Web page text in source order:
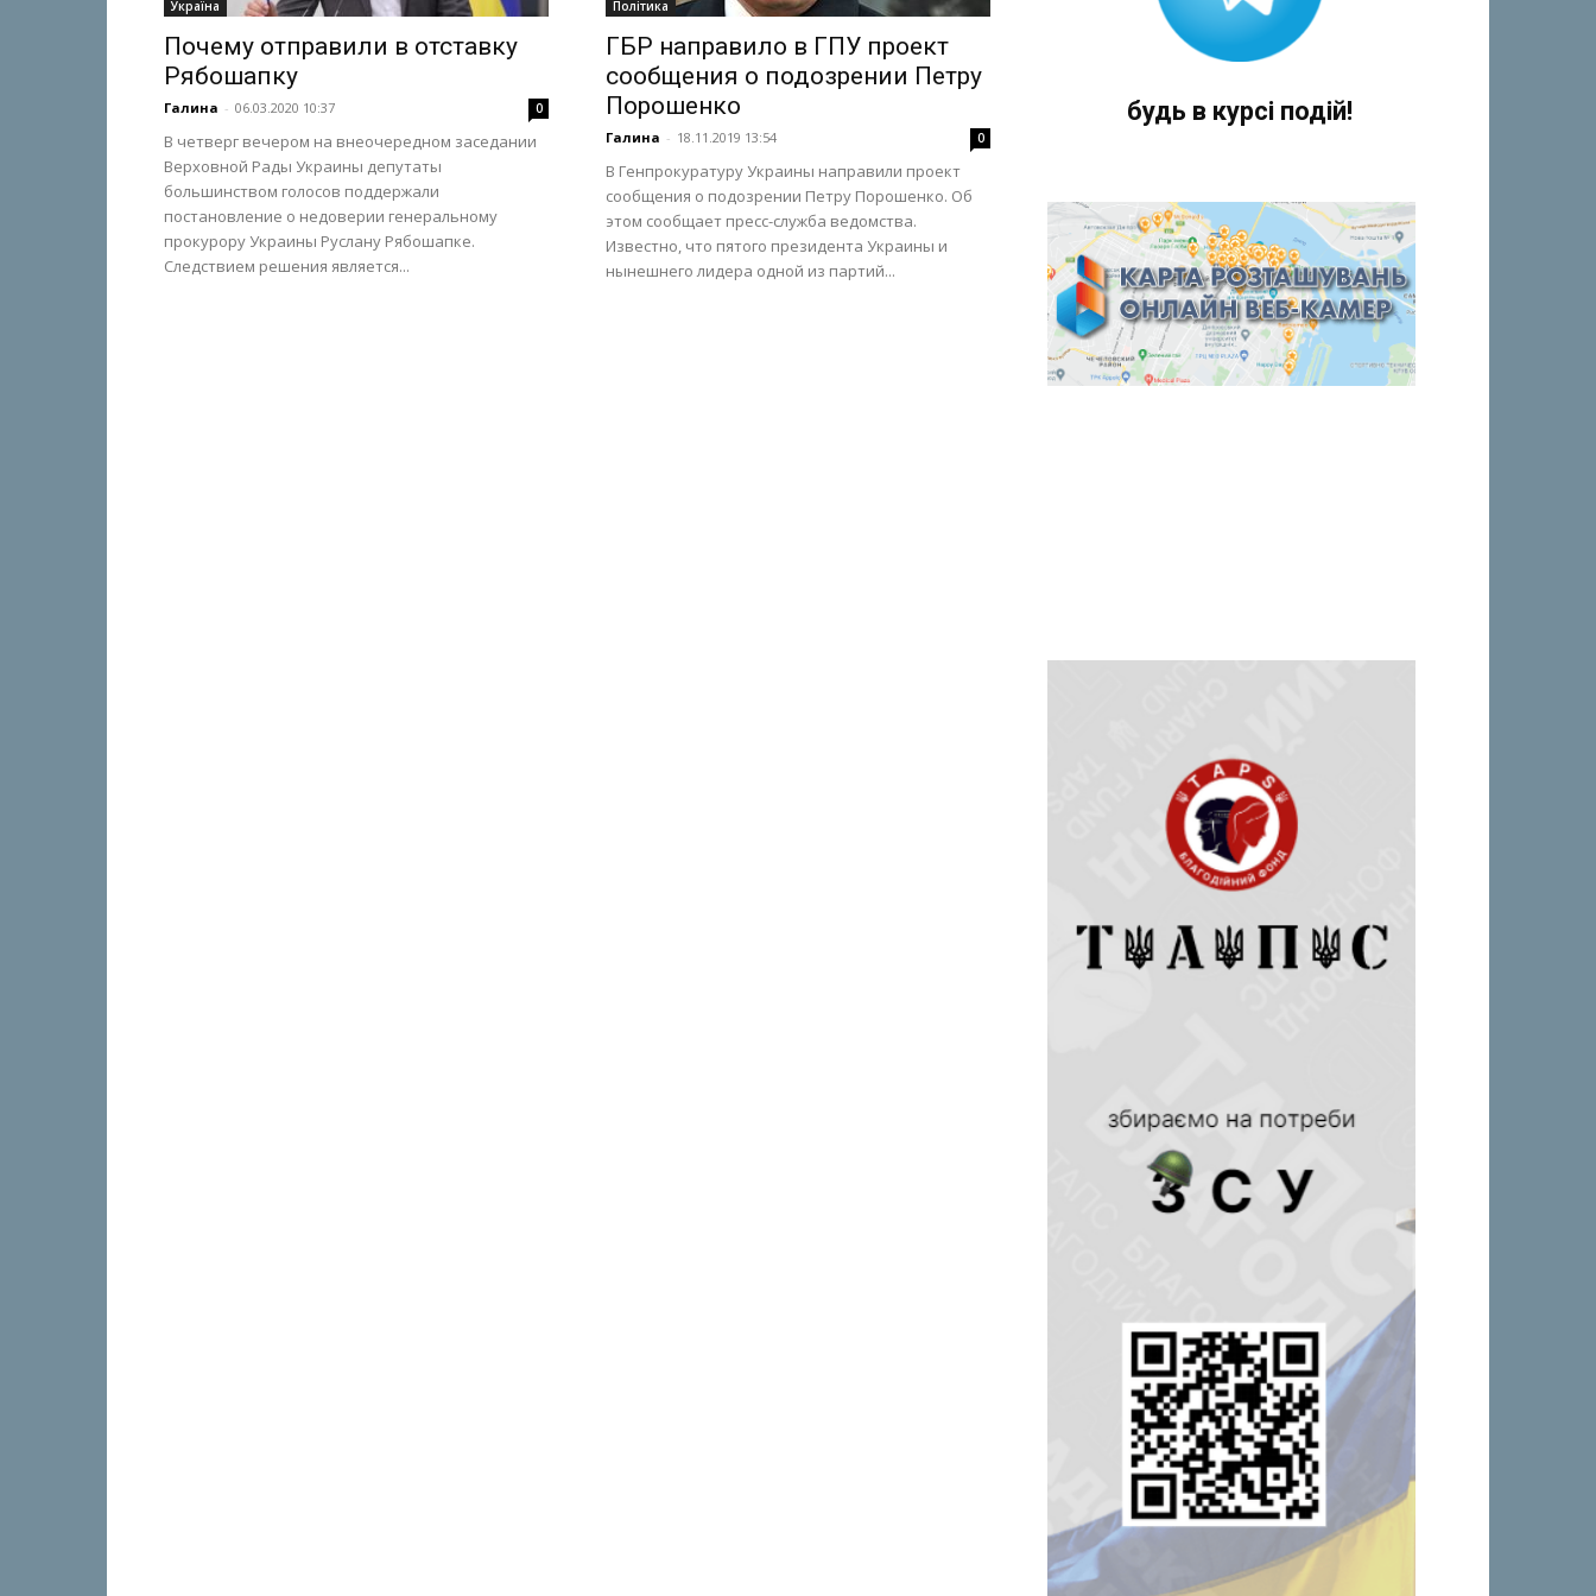
Україна
Почему отправили в отставку
Рябошапку
Галина - 06.03.2020 10:37 0
В четверг вечером на внеочередном заседании
Верховной Рады Украины депутаты
большинством голосов поддержали
постановление о недоверии генеральному
прокурору Украины Руслану Рябошапке.
Следствием решения является...
Політика
ГБР направило в ГПУ проект
сообщения о подозрении Петру
Порошенко
Галина - 18.11.2019 13:54 0
В Генпрокуратуру Украины направили проект
сообщения о подозрении Петру Порошенко. Об
этом сообщает пресс-служба ведомства.
Известно, что пятого президента Украины и
нынешнего лидера одной из партий...
будь в курсі подій!